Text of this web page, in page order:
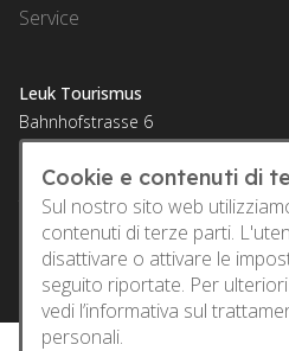
Service
Leuk Tourismus
Bahnhofstrasse 6
3952 Susten
E-Mail:info@leuktourismus.ch
Tel.: +41 27 473 10 94
Cookie e contenuti di
Sul nostro sito web
contenuti di terze parti.
disattivare o attivare le
seguito riportate. Per
vedi l’informativa sul
personali.